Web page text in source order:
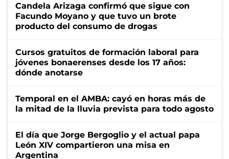
Candela Arizaga confirmó que sigue con
Facundo Moyano y que tuvo un brote
producto del consumo de drogas
Cursos gratuitos de formación laboral para
jóvenes bonaerenses desde los 17 años:
dónde anotarse
Temporal en el AMBA: cayó en horas más de
la mitad de la lluvia prevista para todo agosto
El día que Jorge Bergoglio y el actual papa
León XIV compartieron una misa en
Argentina